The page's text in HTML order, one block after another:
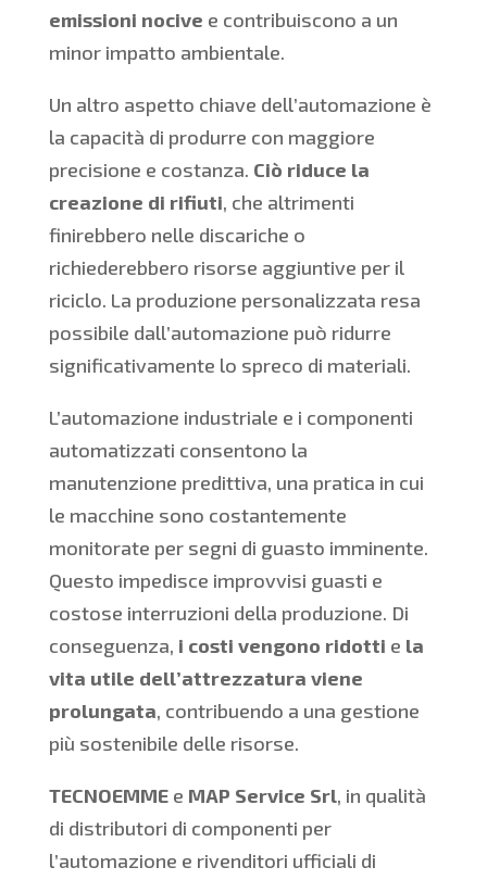
emissioni nocive e contribuiscono a un
minor impatto ambientale.
Un altro aspetto chiave dell’automazione è
la capacità di produrre con maggiore
precisione e costanza. Ciò riduce la
creazione di rifiuti, che altrimenti
finirebbero nelle discariche o
richiederebbero risorse aggiuntive per il
riciclo. La produzione personalizzata resa
possibile dall’automazione può ridurre
significativamente lo spreco di materiali.
L’automazione industriale e i componenti
automatizzati consentono la
manutenzione predittiva, una pratica in cui
le macchine sono costantemente
monitorate per segni di guasto imminente.
Questo impedisce improvvisi guasti e
costose interruzioni della produzione. Di
conseguenza, i costi vengono ridotti e la
vita utile dell’attrezzatura viene
prolungata, contribuendo a una gestione
più sostenibile delle risorse.
TECNOEMMEe MAP Service Srl, in qualità
di distributori di componenti per
l’automazione e rivenditori ufficiali di